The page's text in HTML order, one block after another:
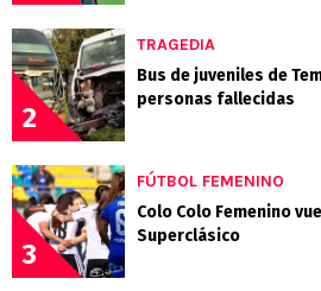
2
TRAGEDIA
Bus de juveniles de
personas fallecidas
3
FÚTBOL FEMENINO
Colo Colo Femenino
Superclásico